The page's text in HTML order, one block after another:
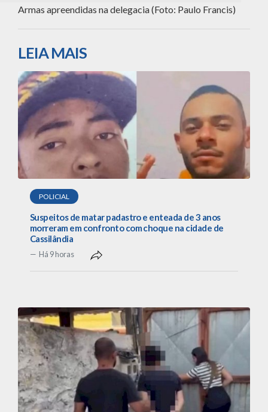
Armas apreendidas na delegacia (Foto: Paulo Francis)
LEIA MAIS
POLICIAL
Suspeitos de matar padastro e enteada de 3 anos
morreram em confronto com choque na cidade de
Cassilândia
Há 9 horas